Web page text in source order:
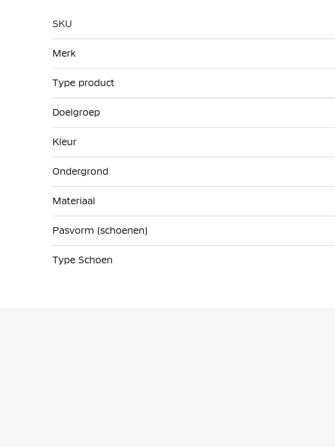
SKU
informatie
Merk
Type product
Doelgroep
Kleur
Ondergrond
Materiaal
Pasvorm (schoenen)
Type Schoen